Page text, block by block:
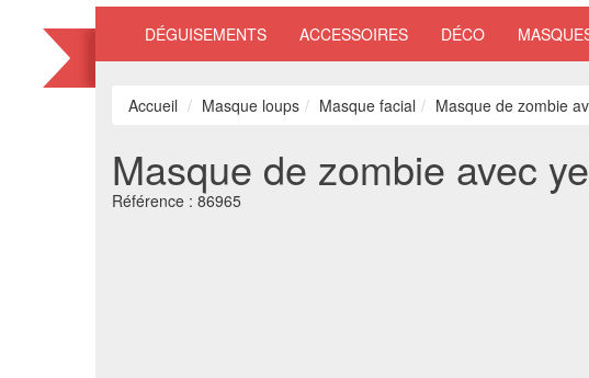
DÉGUISEMENTS ACCESSOIRES DÉCO
Accueil Masque loups Masque facial Masque de zombie
Masque de zombie avec
Référence : 86965